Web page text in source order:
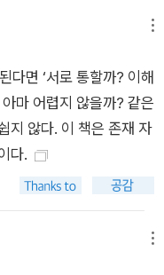
이해하는 방식의 납작함
고 굳은 프레임을 깨버
논리를 세우며 관찰하고
지 않은 방식으로 현존하
는 세계에서의 존재 가능
약’ 등 쉽게 답할 수 없
해 조금씩 접근하는 이
대어보게 된다. 김초엽
실험을 경계하며 소설
한가운데에 초대하고 현
다면 ‘서로 통할까? 이해
마 어렵지 않을까? 같은
지 않다. 이 책은 존재 자
다.